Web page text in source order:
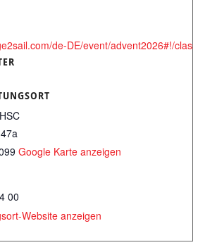
de-DE/event/advent2026#!/classes
Google Karte anzeigen
00
Website anzeigen